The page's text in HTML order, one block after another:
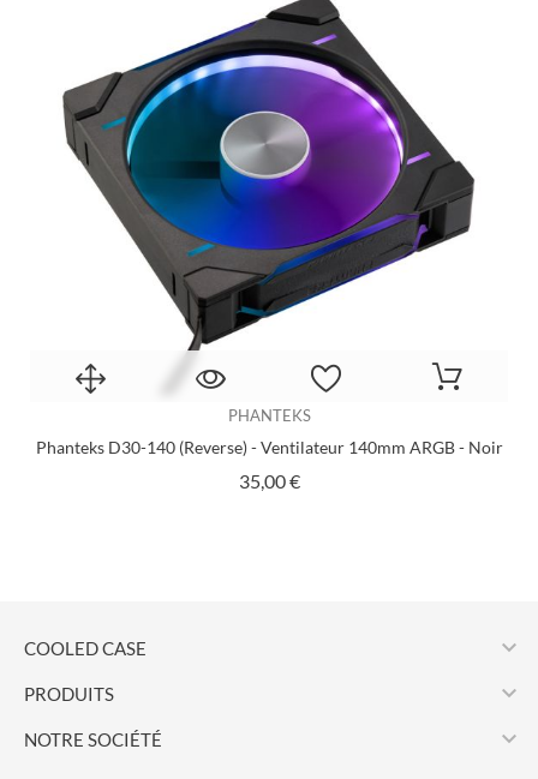
PHANTEKS
Phanteks D30-140 (reverse) - Ventilateur 140mm ARGB - Noir
35,00 €Prix
COOLED CASE 
PRODUITS 
NOTRE SOCIÉTÉ 